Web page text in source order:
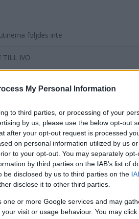
My Personal Information
to third parties, or processing of your
by us, please use the below opt-out
after your opt-out request is processed
on personal information utilized by us
to your opt-out. You may separately
by third parties on the IAB’s list of
be disclosed by us to third parties on the
disclose it to other third parties.
one or more Google services and may
visit or usage behaviour. You may
följdes inte
TILL IVO
på grund av teknisk brist
av utgivningsbeviset för